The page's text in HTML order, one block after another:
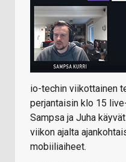
io-techin viikottainen
perjantaisin klo 15
Sampsa ja Juha
viikon ajalta
mobiiliaiheet.